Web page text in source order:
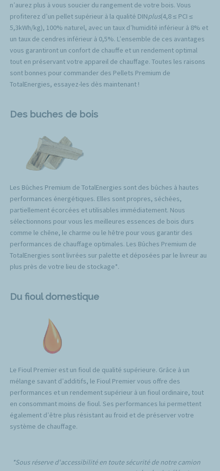
n’aurez plus à vous soucier du rangement de votre bois. Vous
profiterez d’un pellet supérieur à la qualité DINplus(4,8 ≤ PCI ≤
5,3kWh/kg), 100% naturel, avec un taux d’humidité inférieur à 8% et
un taux de cendres inférieur à 0,5%. L’ensemble de ces avantages
vous garantiront un confort de chauffe et un rendement optimal
tout en préservant votre appareil de chauffage. Toutes les raisons
sont bonnes pour commander des Pellets Premium de
TotalEnergies, essayez-les dès maintenant !
Des buches de bois
Les Bûches Premium de TotalEnergies sont des bûches à hautes
performances énergétiques. Elles sont propres, séchées,
partiellement écorcées et utilisables immédiatement. Nous
sélectionnons pour vous les meilleures essences de bois durs
comme le chêne, le charme ou le hêtre pour vous garantir des
performances de chauffage optimales. Les Bûches Premium de
TotalEnergies sont livrées sur palette et déposées par le livreur au
plus près de votre lieu de stockage*.
Du fioul domestique
Le Fioul Premier est un fioul de qualité supérieure. Grâce à un
mélange savant d’additifs, le Fioul Premier vous offre des
performances et un rendement supérieur à un fioul ordinaire, tout
en consommant moins de fioul. Ses performances lui permettent
également d’être plus résistant au froid et de préserver votre
système de chauffage.
*Sous réserve d'accessibilité en toute sécurité de notre camion